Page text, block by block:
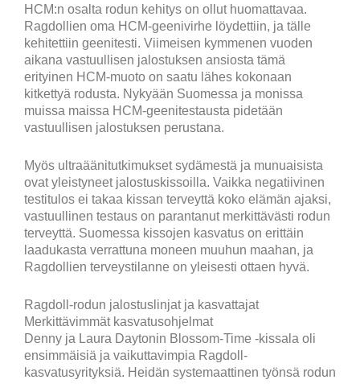
HCM:n osalta rodun kehitys on ollut huomattavaa.
Ragdollien oma HCM-geenivirhe löydettiin, ja tälle
kehitettiin geenitesti. Viimeisen kymmenen vuoden
aikana vastuullisen jalostuksen ansiosta tämä
erityinen HCM-muoto on saatu lähes kokonaan
kitkettyä rodusta. Nykyään Suomessa ja monissa
muissa maissa HCM-geenitestausta pidetään
vastuullisen jalostuksen perustana.
Myös ultraäänitutkimukset sydämestä ja munuaisista
ovat yleistyneet jalostuskissoilla. Vaikka negatiivinen
testitulos ei takaa kissan terveyttä koko elämän ajaksi,
vastuullinen testaus on parantanut merkittävästi rodun
terveyttä. Suomessa kissojen kasvatus on erittäin
laadukasta verrattuna moneen muuhun maahan, ja
Ragdollien terveystilanne on yleisesti ottaen hyvä.
Ragdoll-rodun jalostuslinjat ja kasvattajat
Merkittävimmät kasvatusohjelmat
Denny ja Laura Daytonin Blossom-Time -kissala oli
ensimmäisiä ja vaikuttavimpia Ragdoll-
kasvatusyrityksiä. Heidän systemaattinen työnsä rodun